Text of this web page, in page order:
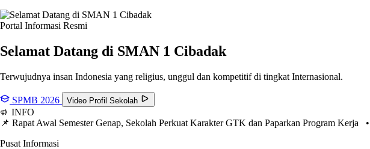
Portal Informasi Resmi
Selamat Datang di SMAN 1 Cibadak
Terwujudnya insan Indonesia yang religius, unggul dan kompetitif di tingkat Internasional.
SPMB 2026 Video Profil Sekolah
INFO
📌 Rapat Awal Semester Genap, Sekolah Perkuat Karakter GTK dan Paparkan Program Kerja •
Pusat Informasi